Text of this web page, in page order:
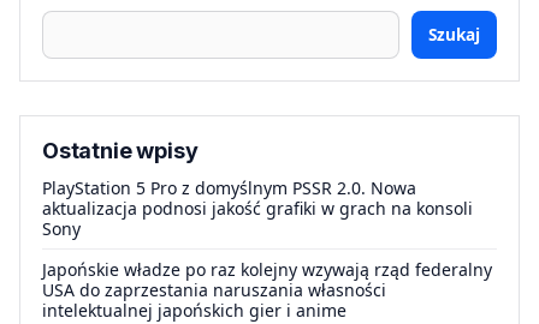
Szukaj
Ostatnie wpisy
PlayStation 5 Pro z domyślnym PSSR 2.0. Nowa
aktualizacja podnosi jakość grafiki w grach na konsoli
Sony
Japońskie władze po raz kolejny wzywają rząd federalny
USA do zaprzestania naruszania własności
intelektualnej japońskich gier i anime